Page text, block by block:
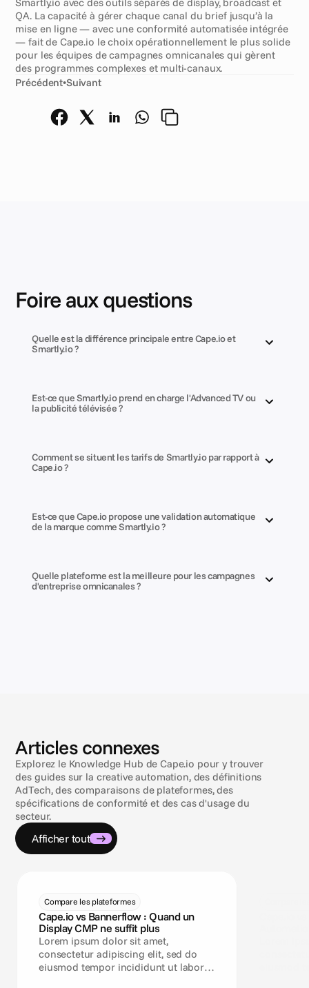
QA. La capacité à gérer chaque canal du brief jusqu’à la
mise en ligne — avec une conformité automatisée intégrée
— fait de Cape.io le choix opérationnellement le plus solide
pour les équipes de campagnes omnicanales qui gèrent
des programmes complexes et multi-canaux.
Précédent•Suivant
Foire aux questions
Quelle est la différence principale entre Cape.io et
Smartly.io ?
Est-ce que Smartly.io prend en charge l'Advanced TV ou
la publicité télévisée ?
Comment se situent les tarifs de Smartly.io par rapport à
Cape.io ?
Est-ce que Cape.io propose une validation automatique
de la marque comme Smartly.io ?
Quelle plateforme est la meilleure pour les campagnes
d'entreprise omnicanales ?
Articles connexes
Explorez le Knowledge Hub de Cape.io pour y trouver
des guides sur la creative automation, des définitions
AdTech, des comparaisons de plateformes, des
spécifications de conformité et des cas d'usage du
secteur.
Afficher tout
Compare les plateformes
Cape.io vs Bannerflow : Quand un
Display CMP ne suffit plus
Lorem ipsum dolor sit amet,
consectetur adipiscing elit, sed do
eiusmod tempor incididunt ut labore